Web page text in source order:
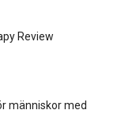
Review
människor med